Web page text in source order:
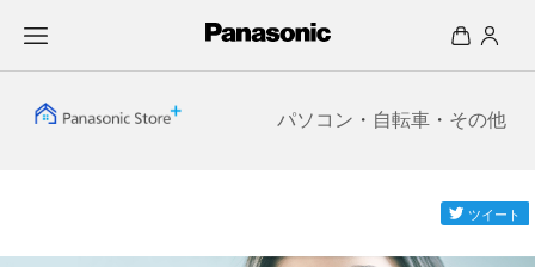
パソコン ・ 自転車 ・ その他